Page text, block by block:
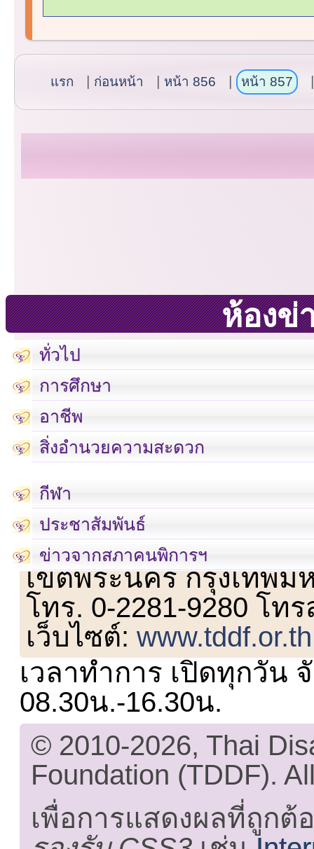
แรก ก่อนหน้า หน้า 856 หน้า 857
ห้องข่
ทั่วไป
การศึกษา
อาชีพ
สิ่งอำนวยความสะดวก
กีฬา
ประชาสัมพันธ์
ข่าวจากสภาคนพิการฯ
เลขที่ 23 ชั้น 2 ถนนวิ
เขตพระนคร กรุงเทพม
โทร. 0-2281-9280 โท
เว็บไซต์:www.tddf.or.th
เวลาทำการ เปิดทุกวัน
08.30น.-16.30น.
© 2010-2026, Thai
Foundation (TDDF).
เพื่อการแสดงผลที่ถูกต้